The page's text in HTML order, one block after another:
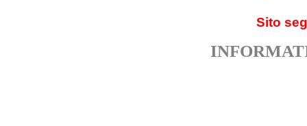
Sito